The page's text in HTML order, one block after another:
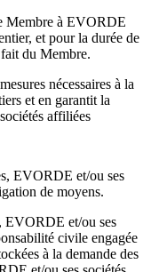
Membre à EVORDE
et pour la durée de
du Membre.
nécessaires à la
et en garantit la
affiliées
EVORDE et/ou ses
de moyens.
EVORDE et/ou ses
civile engagée
à la demande des